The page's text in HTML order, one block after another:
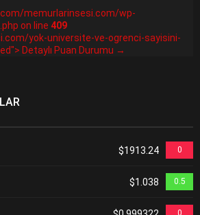
memurlarinsesi.com/wp-
on line 409
yok-universite-ve-ogrenci-sayisini-
Detaylı Puan Durumu →
$1913.24 0
$1.038 0.5
0